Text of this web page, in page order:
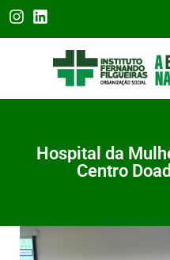
Hospital da
Centro